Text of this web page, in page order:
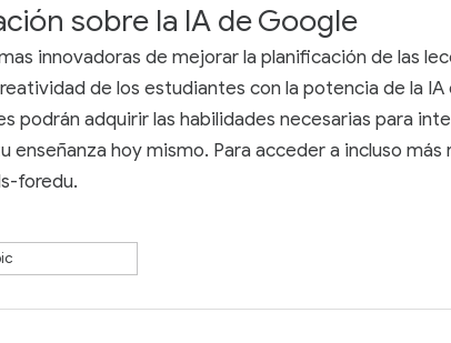
sobre la IA de Google
innovadoras de mejorar la planificación de las
de los estudiantes con la potencia de la
podrán adquirir las habilidades necesarias para
enseñanza hoy mismo. Para acceder a incluso
foredu.